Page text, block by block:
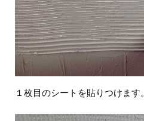
１枚目のシートを貼りつけます。